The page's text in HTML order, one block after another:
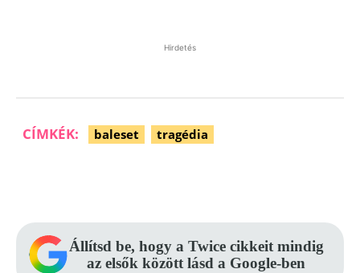
Hirdetés
CÍMKÉK: baleset tragédia
Állítsd be, hogy a Twice cikkeit mindig
az elsők között lásd a Google-ben